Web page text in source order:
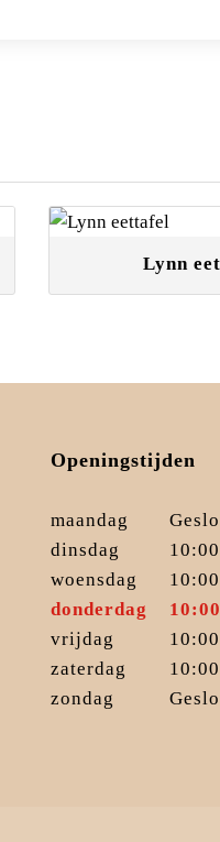
Lynn
Openingstijden
maandag
dinsdag
woensdag
donderdag
vrijdag
zaterdag
zondag